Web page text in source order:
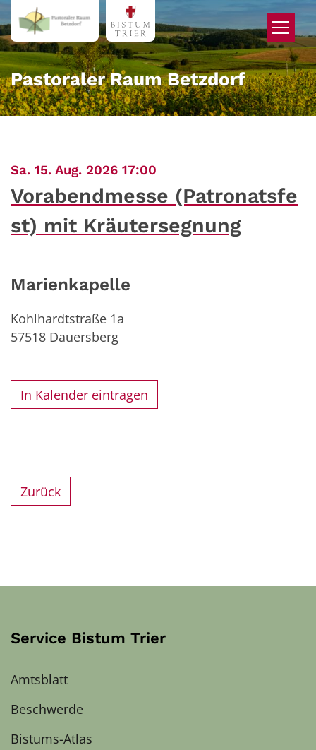
Zum Inhalt springen
Pastoraler Raum Betzdorf
Sa. 15. Aug. 2026 17:00
Vorabendmesse (Patronatsfe
st) mit Kräutersegnung
Marienkapelle
Kohlhardtstraße 1a
57518 Dauersberg
In Kalender eintragen
Zurück
Service Bistum Trier
Amtsblatt
Beschwerde
Bistums-Atlas